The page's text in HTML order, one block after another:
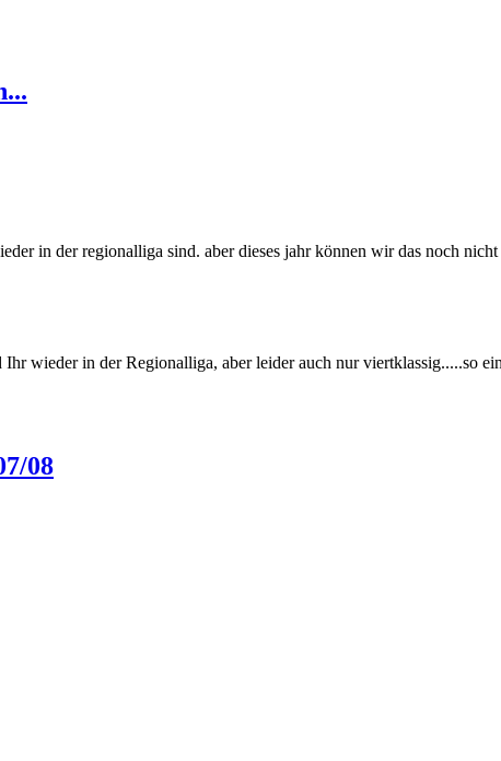
in der regionalliga sind. aber dieses jahr können wir das noch
wieder in der Regionalliga, aber leider auch nur viertklassig.....so
08